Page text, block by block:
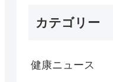
カテゴリー
健康ニュース